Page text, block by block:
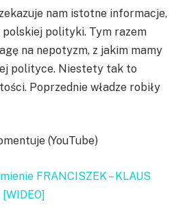
nam istotne informacje,
polityki. Tym razem
na nepotyzm, z jakim mamy
polityce. Niestety tak to
Poprzednie władze robiły
(YouTube)
FRANCISZEK – KLAUS